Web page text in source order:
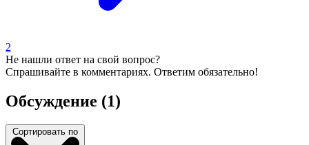
2
Не нашли ответ на свой вопрос?
Спрашивайте в комментариях. Ответим обязательно!
Обсуждение (1)
Сортировать по